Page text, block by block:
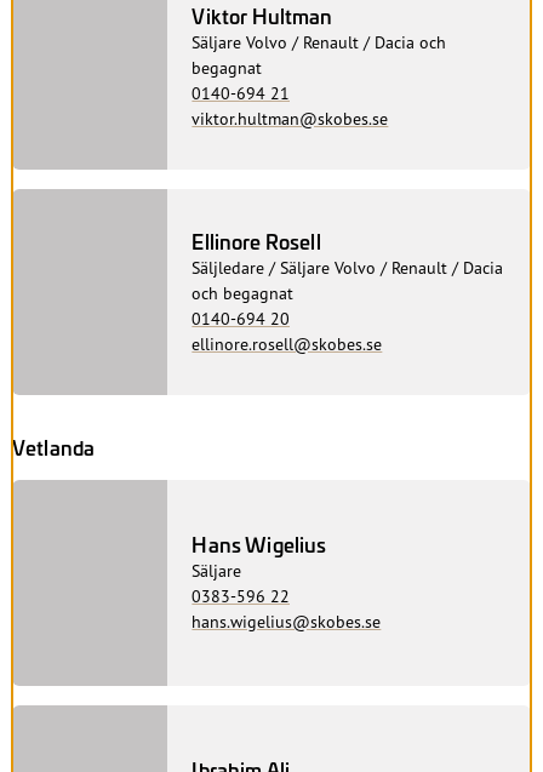
Viktor Hultman
Säljare Volvo / Renault / Dacia och
begagnat
0140-694 21
viktor.hultman@skobes.se
Ellinore Rosell
Säljledare / Säljare Volvo / Renault / Dacia
och begagnat
0140-694 20
ellinore.rosell@skobes.se
Vetlanda
Hans Wigelius
Säljare
0383-596 22
hans.wigelius@skobes.se